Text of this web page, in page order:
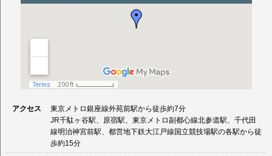
アクセス
東京メトロ銀座線外苑前駅から徒歩約7分
JR千駄ヶ谷駅、原宿駅、東京メトロ副都心線北参道駅、千代田
線明治神宮前駅、都営地下鉄大江戸線国立競技場駅の各駅から徒
歩約15分